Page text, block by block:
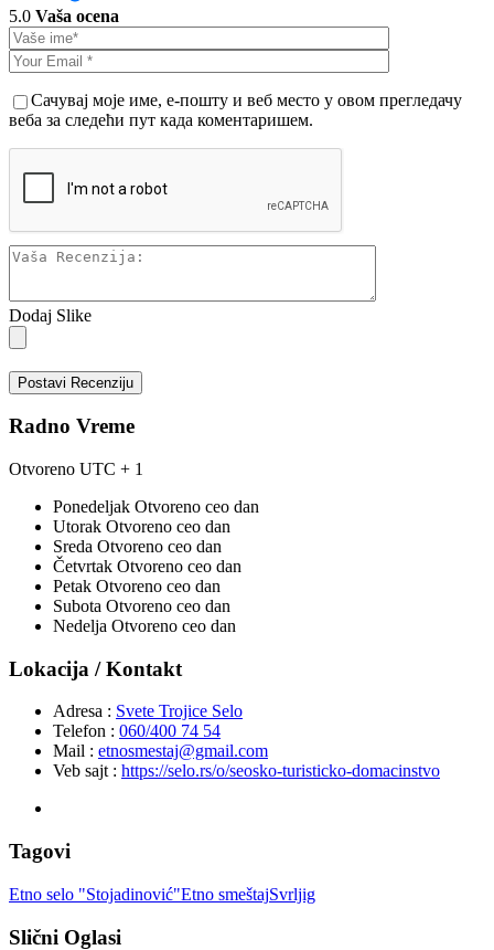
5.0 Vaša ocena
Сачувај моје име, е-пошту и веб место у овом прегледачу
веба за следећи пут када коментаришем.
Dodaj Slike
Postavi Recenziju
Radno Vreme
Otvoreno UTC + 1
Ponedeljak Otvoreno ceo dan
Utorak Otvoreno ceo dan
Sreda Otvoreno ceo dan
Četvrtak Otvoreno ceo dan
Petak Otvoreno ceo dan
Subota Otvoreno ceo dan
Nedelja Otvoreno ceo dan
Lokacija / Kontakt
Adresa : Svete Trojice Selo
Telefon : 060/400 74 54
Mail : etnosmestaj@gmail.com
Veb sajt : https://selo.rs/o/seosko-turisticko-domacinstvo
Tagovi
Etno selo "Stojadinović"Etno smeštajSvrljig
Slični Oglasi